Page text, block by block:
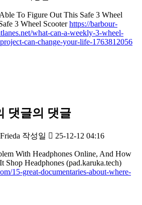
To Figure Out This Safe 3 Wheel
3 Wheel Scooterhttps://barbour-
what-can-a-weekly-3-wheel-
can-change-your-life-1763812056
댓글의 댓글
Frieda 작성일 25-12-12 04:16
With Headphones Online, And How
Shop Headphones (pad.karuka.tech)
15-great-documentaries-about-where-